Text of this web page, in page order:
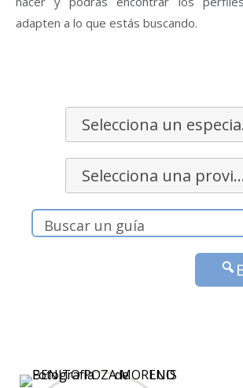
adapten a lo que estás buscando.
Selecciona una provincia